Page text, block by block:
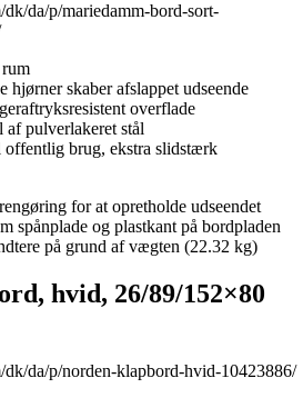
da/p/mariedamm-bord-sort-
hjørner skaber afslappet udseende
overflade
af pulverlakeret stål
offentlig brug, ekstra slidstærk
for at opretholde udseendet
spånplade og plastkant på bordpladen
på grund af vægten (22.32 kg)
hvid, 26/89/152×80
da/p/norden-klapbord-hvid-10423886/